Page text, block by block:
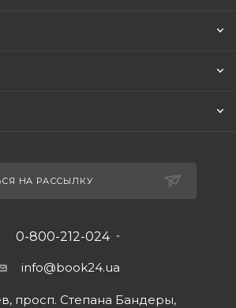
НА РАССЫЛКУ
0-800-212-024
info@book24.ua
просп. Степана Бандеры,